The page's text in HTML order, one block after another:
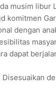
musim libur
komitmen
dengan
dapat
Disesuaikan